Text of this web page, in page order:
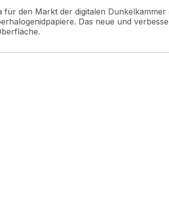
den Markt der digitalen Dunkelkammer
Das neue und